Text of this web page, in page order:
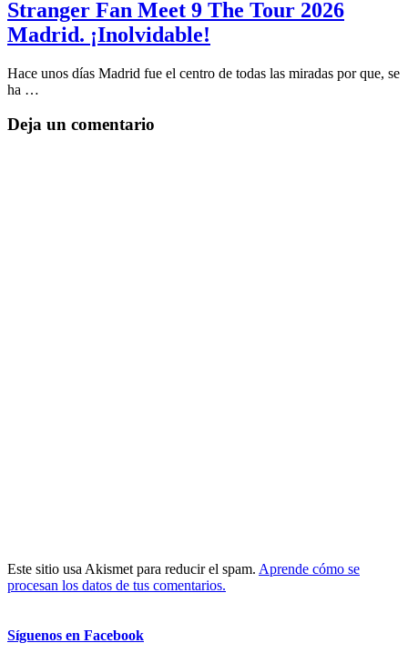
Stranger Fan Meet 9 The Tour 2026
Madrid. ¡Inolvidable!
Hace unos días Madrid fue el centro de todas las miradas por que, se
ha …
Deja un comentario
Este sitio usa Akismet para reducir el spam. Aprende cómo se
procesan los datos de tus comentarios.
Síguenos en Facebook